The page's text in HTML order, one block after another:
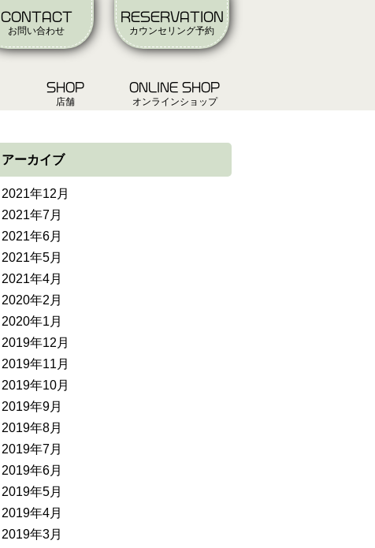
CONTACT
お問い合わせ
RESERVATION
カウンセリング予約
SHOP
店舗
ONLINE SHOP
オンラインショップ
アーカイブ
2021年12月
2021年7月
2021年6月
2021年5月
2021年4月
2020年2月
2020年1月
2019年12月
2019年11月
2019年10月
2019年9月
2019年8月
2019年7月
2019年6月
2019年5月
2019年4月
2019年3月